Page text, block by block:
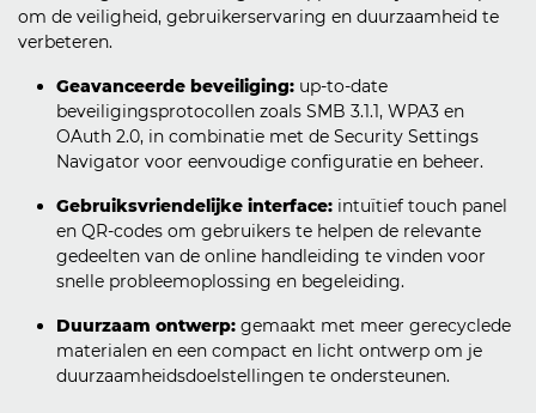
om de veiligheid, gebruikerservaring en duurzaamheid te
verbeteren.
Geavanceerde beveiliging: up-to-date
beveiligingsprotocollen zoals SMB 3.1.1, WPA3 en
OAuth 2.0, in combinatie met de Security Settings
Navigator voor eenvoudige configuratie en beheer.
Gebruiksvriendelijke interface: intuïtief touch panel
en QR-codes om gebruikers te helpen de relevante
gedeelten van de online handleiding te vinden voor
snelle probleemoplossing en begeleiding.
Duurzaam ontwerp: gemaakt met meer gerecyclede
materialen en een compact en licht ontwerp om je
duurzaamheidsdoelstellingen te ondersteunen.